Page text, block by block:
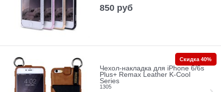
850 руб
Чехол-накладка для iPhone 6/6s
Plus+ Remax Leather K-Cool
Series
1305
Скидка 40%